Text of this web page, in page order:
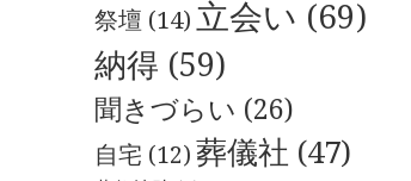
祭壇 (14) 立会い (69)
納得 (59)
聞きづらい (26)
自宅 (12)葬儀社 (47)